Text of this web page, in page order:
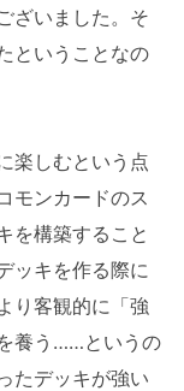
ざいました。そ
ということなの
楽しむという点
モンカードのス
を構築すること
ッキを作る際に
り客観的に「強
養う……というの
たデッキが強い